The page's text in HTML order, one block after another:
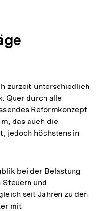
zurzeit unterschiedlich
Quer durch alle
Reformkonzept
das auch die
jedoch höchstens in
bei der Belastung
und
seit Jahren zu den
mit